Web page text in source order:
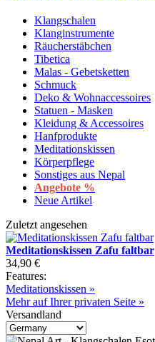
Klangschalen
Klanginstrumente
Räucherstäbchen
Tibetica
Malas - Gebetsketten
Schmuck
Deko & Wohnaccessoires
Statuen - Masken
Kleidung & Accessoires
Hanfprodukte
Meditationskissen
Körperpflege
Sonstiges aus Nepal
Angebote %
Neue Artikel
Zuletzt angesehen
Meditationskissen Zafu faltbar
34,90 €
Features:
Meditationskissen »
Mehr auf Ihrer privaten Seite »
Versandland